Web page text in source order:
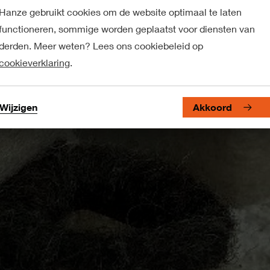
gebruikt cookies om de website optimaal te laten
sommige worden geplaatst voor diensten van
Meer weten? Lees ons cookiebeleid op
.
Wijzigen Akkoord